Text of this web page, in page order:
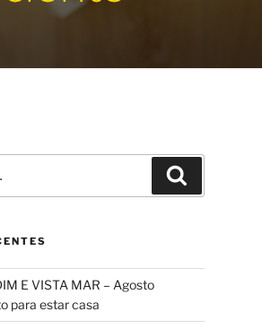
E VISTA MAR – Agosto
para estar casa